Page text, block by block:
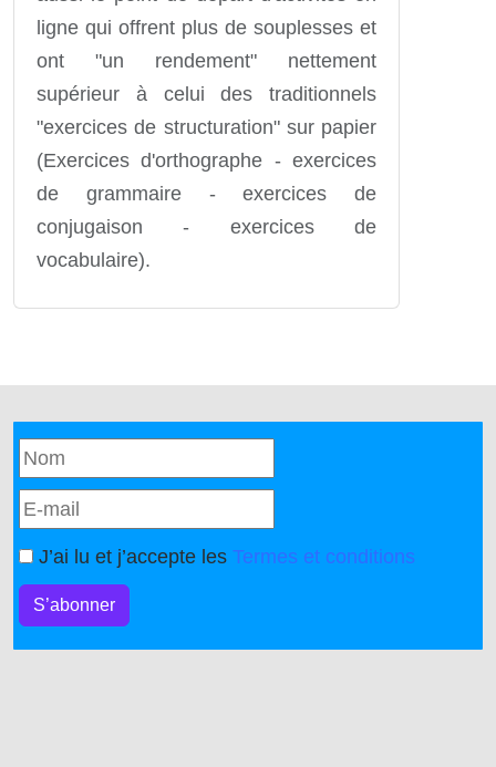
ligne qui offrent plus de souplesses et
ont "un rendement" nettement
supérieur à celui des traditionnels
"exercices de structuration" sur papier
(Exercices d'orthographe - exercices
de grammaire - exercices de
conjugaison - exercices de
vocabulaire).
J’ai lu et j’accepte les Termes et conditions
S’abonner